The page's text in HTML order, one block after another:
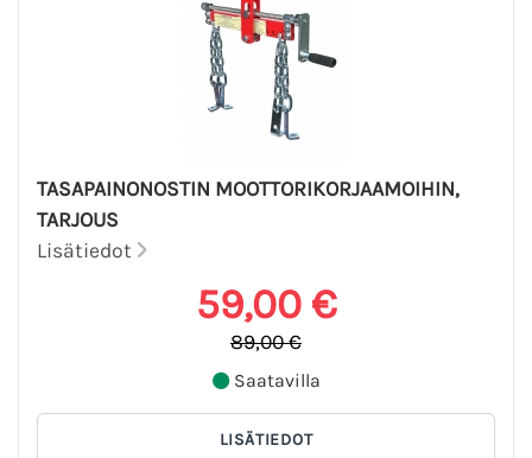
TASAPAINONOSTIN MOOTTORIKORJAAMOIHIN,
TARJOUS
Lisätiedot
59,00 €
89,00 €
Saatavilla